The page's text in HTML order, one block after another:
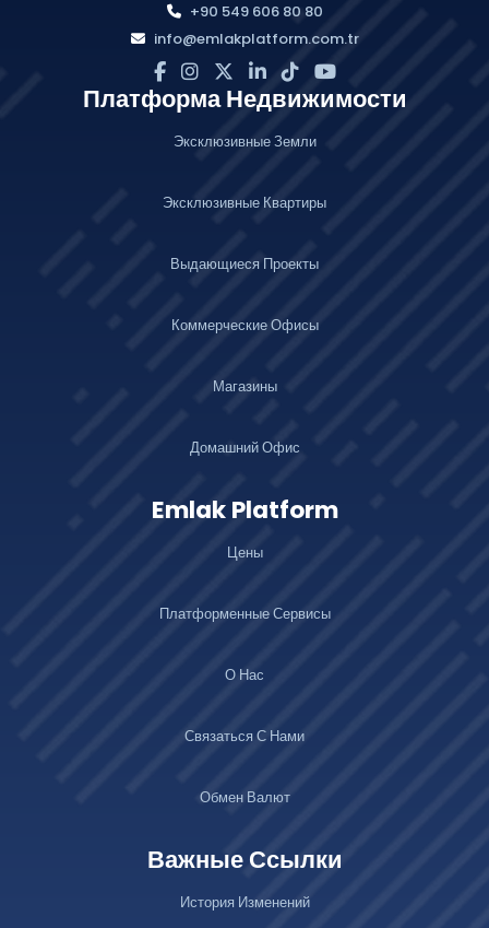
+90 549 606 80 80
info@emlakplatform.com.tr
Платформа Недвижимости
Эксклюзивные Земли
Эксклюзивные Квартиры
Выдающиеся Проекты
Коммерческие Офисы
Магазины
Домашний Офис
Emlak Platform
Цены
Платформенные Сервисы
О Нас
Связаться С Нами
Обмен Валют
Важные Ссылки
История Изменений